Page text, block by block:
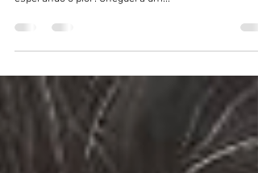
Antes de começar a terapia TRG, minha vida era um
caos. Eu vivia desconfiada de tudo e de todos,